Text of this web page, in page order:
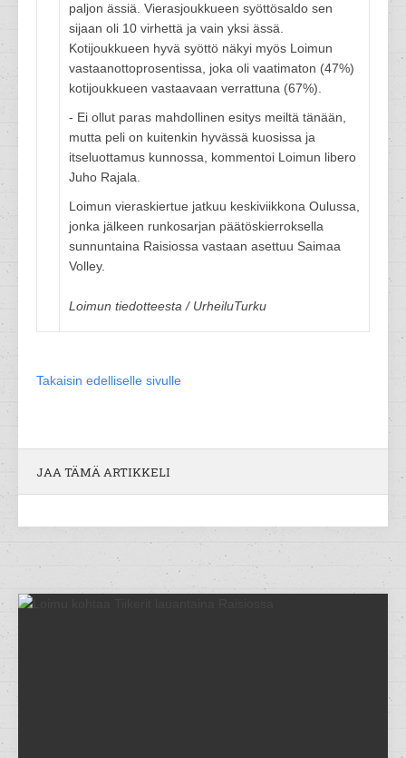
paljon ässiä. Vierasjoukkueen syöttösaldo sen
sijaan oli 10 virhettä ja vain yksi ässä.
Kotijoukkueen hyvä syöttö näkyi myös Loimun
vastaanottoprosentissa, joka oli vaatimaton (47%)
kotijoukkueen vastaavaan verrattuna (67%).
- Ei ollut paras mahdollinen esitys meiltä tänään,
mutta peli on kuitenkin hyvässä kuosissa ja
itseluottamus kunnossa, kommentoi Loimun libero
Juho Rajala.
Loimun vieraskiertue jatkuu keskiviikkona Oulussa,
jonka jälkeen runkosarjan päätöskierroksella
sunnuntaina Raisiossa vastaan asettuu Saimaa
Volley.
Loimun tiedotteesta / UrheiluTurku
Takaisin edelliselle sivulle
JAA TÄMÄ ARTIKKELI